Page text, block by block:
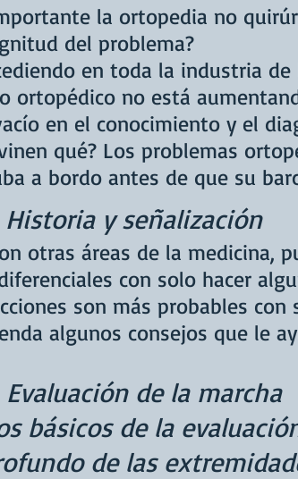
la ortopedia no
del problema?
en toda la industria
ortopédico no está
en el conocimiento y el
qué? Los problemas
a bordo antes de que su
y señalización
otras áreas de la medicina,
con solo hacer
son más probables
algunos consejos que le
de la marcha
básicos de la
de las